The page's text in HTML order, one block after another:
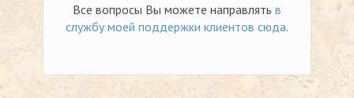
Все вопросы Вы можете направлять в
службу моей поддержки клиентов сюда.